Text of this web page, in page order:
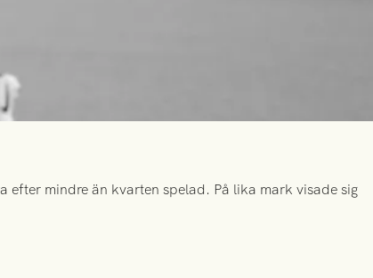
efter mindre än kvarten spelad. På lika mark visade sig